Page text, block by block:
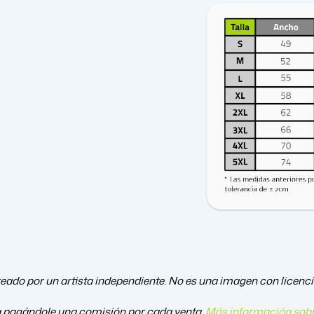
por un artista independiente. No es una imagen con